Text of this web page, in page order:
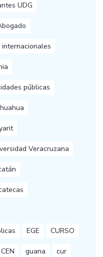
UDG
internacionales
públicas
Veracruzana
EGE CURSO
CEN guana cur